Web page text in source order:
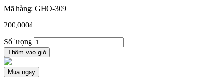
Mã hàng: GHO-309
200,000₫
Số lượng
Thêm vào giỏ
Mua ngay